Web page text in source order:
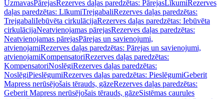
UzmavasPārejasRezerves daļas paredzētas: PārejasLīkumiRezerves
daļas paredzētas: LīkumiTrejgabaliRezerves daļas paredzētas:
TrejgabaliIebūvēta cirkulācijaRezerves daļas paredzētas: Iebūvēta
cirkulācijaNeatvienojamas pārejasRezerves daļas paredzētas:
Neatvienojamas pārejasPārejas un savienojumi,
atvienojamiRezerves daļas paredzētas: Pārejas un savienojumi,
atvienojamiKompensatoriRezerves daļas paredzētas:
KompensatoriNoslēgiRezerves daļas paredzētas:
NoslēgiPieslēgumiRezerves daļas paredzētas: PieslēgumiGeberit
Mapress nerūsējošais tērauds, gāzeRezerves daļas paredzētas:
Geberit Mapress nerūsējošais tērauds, gāzeSistēmas caurules